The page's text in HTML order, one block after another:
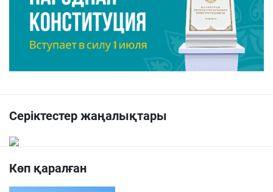
Серіктестер жаңалықтары
Көп қаралған